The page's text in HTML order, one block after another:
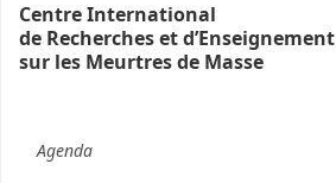
Centre International
de Recherches et d’Enseignement
sur les Meurtres de Masse
Agenda